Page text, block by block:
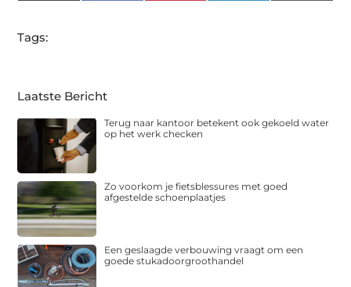
Tags:
Laatste Bericht
Terug naar kantoor betekent ook gekoeld water
op het werk checken
Zo voorkom je fietsblessures met goed
afgestelde schoenplaatjes
Een geslaagde verbouwing vraagt om een
goede stukadoorgroothandel